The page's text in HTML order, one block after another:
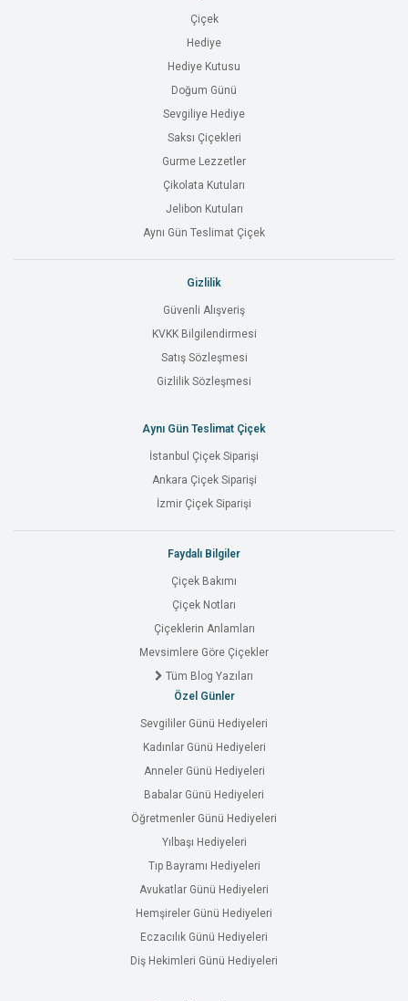
Çiçek
Hediye
Hediye Kutusu
Doğum Günü
Sevgiliye Hediye
Saksı Çiçekleri
Gurme Lezzetler
Çikolata Kutuları
Jelibon Kutuları
Aynı Gün Teslimat Çiçek
Gizlilik
Güvenli Alışveriş
KVKK Bilgilendirmesi
Satış Sözleşmesi
Gizlilik Sözleşmesi
Aynı Gün Teslimat Çiçek
İstanbul Çiçek Siparişi
Ankara Çiçek Siparişi
İzmir Çiçek Siparişi
Faydalı Bilgiler
Çiçek Bakımı
Çiçek Notları
Çiçeklerin Anlamları
Mevsimlere Göre Çiçekler
Tüm Blog Yazıları
Özel Günler
Sevgililer Günü Hediyeleri
Kadınlar Günü Hediyeleri
Anneler Günü Hediyeleri
Babalar Günü Hediyeleri
Öğretmenler Günü Hediyeleri
Yılbaşı Hediyeleri
Tıp Bayramı Hediyeleri
Avukatlar Günü Hediyeleri
Hemşireler Günü Hediyeleri
Eczacılık Günü Hediyeleri
Diş Hekimleri Günü Hediyeleri